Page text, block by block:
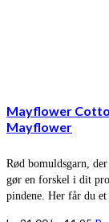
Mayflower
Mayflower
Rød bomuldsgarn,
gør en forskel i dit
pindene. Her får du